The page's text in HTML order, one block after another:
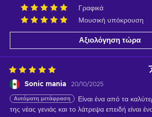
Γραφικά
Μουσική υπόκρουση
Αξιολόγηση τώρα
Sonic mania 20/10/2025
Αυτόματη μετάφραση
Είναι ένα από τα
της νέας γενιάς και το λάτρεψα επειδή είναι